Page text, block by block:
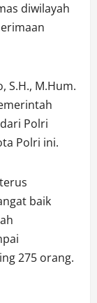
diwilayah
S.H., M.Hum.
Polri
Polri ini.
baik
275 orang.